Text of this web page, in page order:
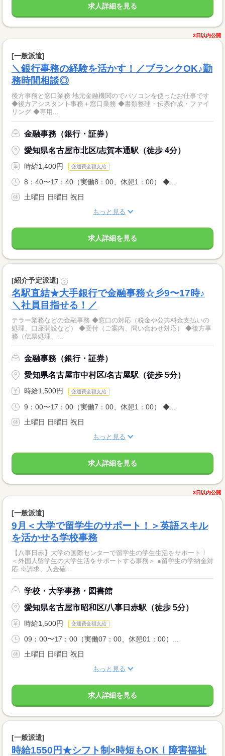
求人詳細を見る
3日以内公開
[一般派遣]
＼銀行事務の経験を活かす！／ブランクOK♪勤
務時間相談◎
後方事務と窓口業務 地元金融機関のでパソコンを使ったお仕事です
◆後方アシスタント事務＋窓口業務 ◆書類整理・伝票作成・ファイ
リング ◆専用...
金融事務（銀行・証券）
愛知県名古屋市北区/志賀本通駅（徒歩 4分）
時給1,400円 交通費全額支給
8：40〜17：40（実働8：00、休憩1：00） ◆...
土曜日 日曜日 祝日
もっと見る
求人詳細を見る
[紹介予定派遣] ?
名駅直結★大手銀行で金融事務☆彡9〜17時♪
＼社員目指せる！／
テラー業務などの金融事務 ◆窓口の対応（税金や公共料金支払いの
処理、口座開設など） ◆受付（ご案内、問い合わせ対応） ◆後方事
務（伝票処理、...
金融事務（銀行・証券）
愛知県名古屋市中村区/名古屋駅（徒歩 5分）
時給1,500円 交通費全額支給
9：00〜17：00（実働7：00、休憩1：00） ◆...
土曜日 日曜日 祝日
もっと見る
求人詳細を見る
3日以内公開
[一般派遣]
9月＜大学で留学生のサポート！＞英語スキル
を活かせる学校事務
【八事日赤】大学の国際センターで留学生の学生生活をサポート！
＜外国人留学生の大学生活をサポートする事務＞ ●留学生の学納金対
応 ※請求、入金確...
学校・大学事務・図書館
愛知県名古屋市昭和区/八事日赤駅（徒歩 5分）
時給1,500円 交通費全額支給
09：00〜17：00（実働07：00、休憩01：00）...
土曜日 日曜日 祝日
もっと見る
求人詳細を見る
[一般派遣]
時給1550円★シフト制×時短もOK！障害福祉